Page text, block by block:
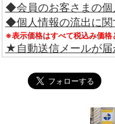
◆会員のお客さまの個
◆個人情報の流出に関
※表示価格はすべて税込み価格
★自動送信メールが届